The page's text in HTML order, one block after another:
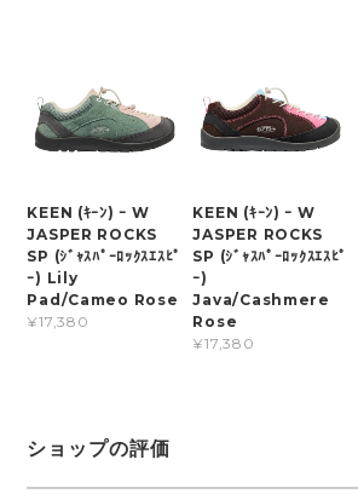
KEEN (ｷｰﾝ) ｰ W
JASPER ROCKS
SP (ｼﾞｬｽﾊﾟｰﾛｯｸｽｴｽﾋﾟ
ｰ) Lily
Pad/Cameo Rose
¥17,380
KEEN (ｷｰﾝ) ｰ W
JASPER ROCKS
SP (ｼﾞｬｽﾊﾟｰﾛｯｸｽｴｽﾋﾟ
ｰ)
Java/Cashmere
Rose
¥17,380
ショップの評価